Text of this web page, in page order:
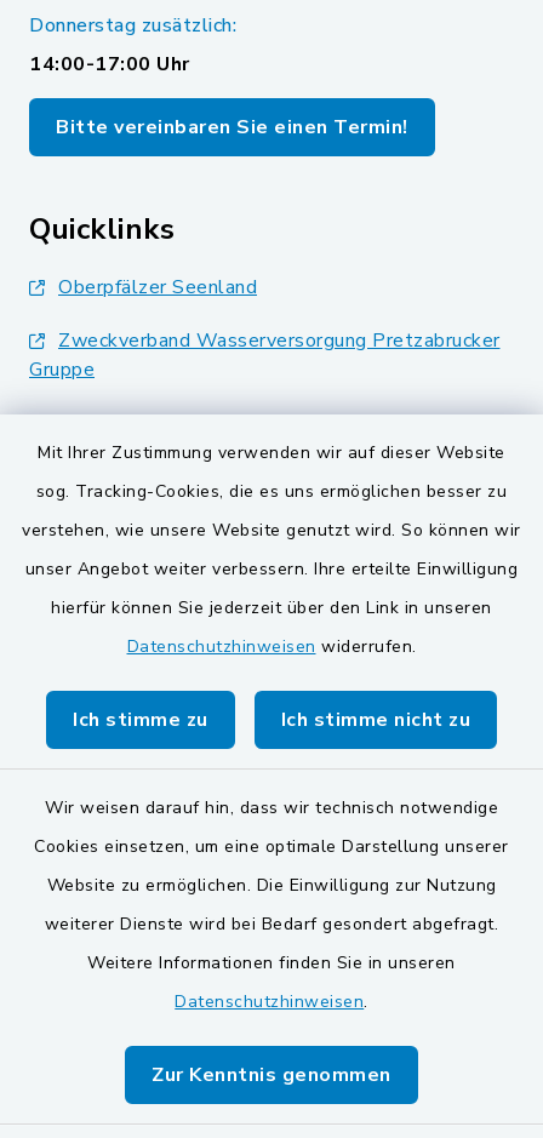
Mit Ihrer Zustimmung verwenden wir auf dieser Website
sog. Tracking-Cookies, die es uns ermöglichen besser zu
verstehen, wie unsere Website genutzt wird. So können wir
unser Angebot weiter verbessern. Ihre erteilte Einwilligung
hierfür können Sie jederzeit über den Link in unseren
Datenschutzhinweisen widerrufen.
Ich stimme zu Ich stimme nicht zu
Wir weisen darauf hin, dass wir technisch notwendige
Cookies einsetzen, um eine optimale Darstellung unserer
Website zu ermöglichen. Die Einwilligung zur Nutzung
weiterer Dienste wird bei Bedarf gesondert abgefragt.
Weitere Informationen finden Sie in unseren
Datenschutzhinweisen.
Zur Kenntnis genommen
Donnerstag zusätzlich:
14:00-17:00 Uhr
Bitte vereinbaren Sie einen Termin!
Quicklinks
Oberpfälzer Seenland
Zweckverband Wasserversorgung Pretzabrucker
Gruppe
Landkreis Schwandorf
VG und Gemeinden
Gemeinde Schwarzach bei Nabburg
Gemeinde Stulln
Verwaltungsgemeinschaft Schwarzenfeld
Barrierefreiheit
Impressum